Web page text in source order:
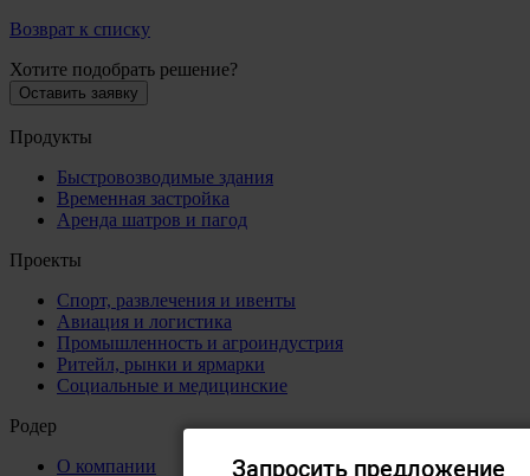
Возврат к списку
Хотите подобрать решение?
Оставить заявку
Продукты
Быстровозводимые здания
Временная застройка
Аренда шатров и пагод
Проекты
Спорт, развлечения и ивенты
Авиация и логистика
Промышленность и агроиндустрия
Ритейл, рынки и ярмарки
Социальные и медицинские
Родер
О компании